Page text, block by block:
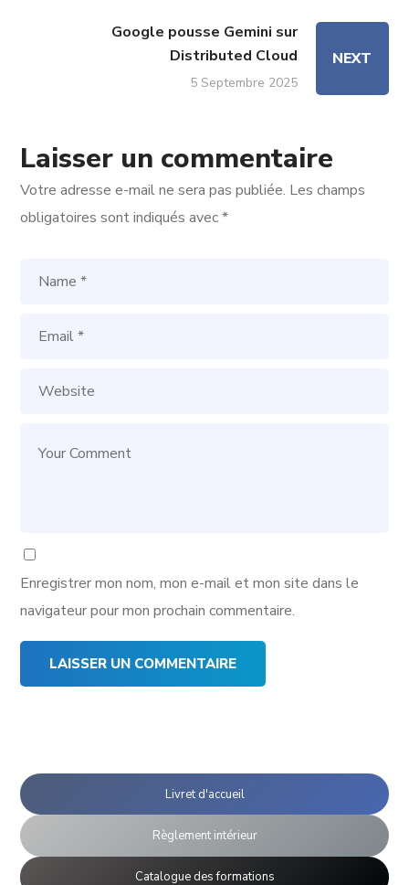
Google pousse Gemini sur
Distributed Cloud
5 Septembre 2025
NEXT
Laisser un commentaire
Votre adresse e-mail ne sera pas publiée. Les champs
obligatoires sont indiqués avec*
Enregistrer mon nom, mon e-mail et mon site dans le
navigateur pour mon prochain commentaire.
Livret d'accueil
Règlement intérieur
Catalogue des formations